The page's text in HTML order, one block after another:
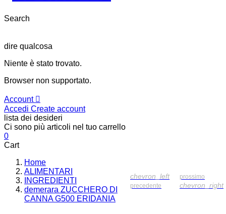
Search
dire qualcosa
Niente è stato trovato.
Browser non supportato.
Account
Accedi Create account
lista dei desideri
Ci sono più articoli nel tuo carrello
0
Cart
Home
ALIMENTARI
INGREDIENTI
demerara ZUCCHERO DI
CANNA G500 ERIDANIA
chevron_left
precedente
prossimo
chevron_right